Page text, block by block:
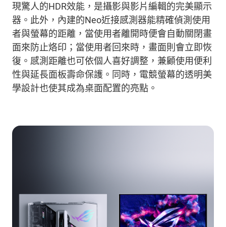
現驚人的HDR效能，是攝影與影片編輯的完美顯示
器。 此外， 內建的Neo近接感測器能精確偵測使用
者與螢幕的距離，當使用者離開時便會自動關閉畫
面來防止烙印；當使用者回來時，畫面則會立即恢
復。 感測距離也可依個人喜好調整，兼顧使用便利
性與延長面板壽命保護。同時， 電競螢幕的透明美
學設計也使其成為桌面配置的亮點。